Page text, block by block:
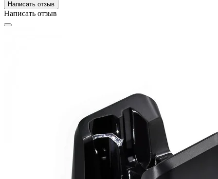
Написать отзыв
Написать отзыв